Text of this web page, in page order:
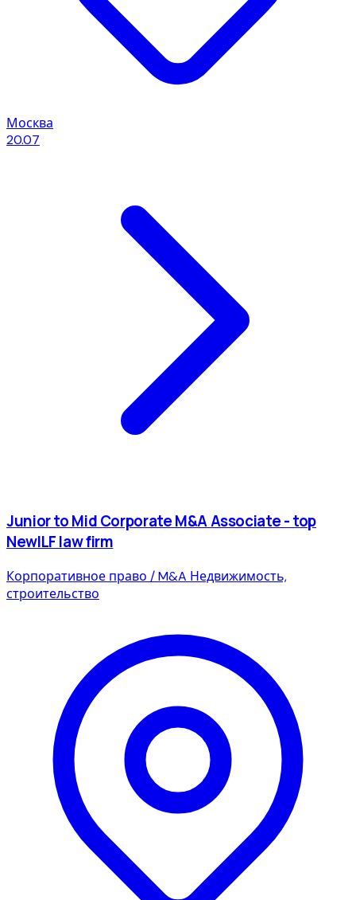
Москва
20.07
Junior to Mid Corporate M&A Associate - top
NewILF law firm
Корпоративное право / M&A Недвижимость,
строительство